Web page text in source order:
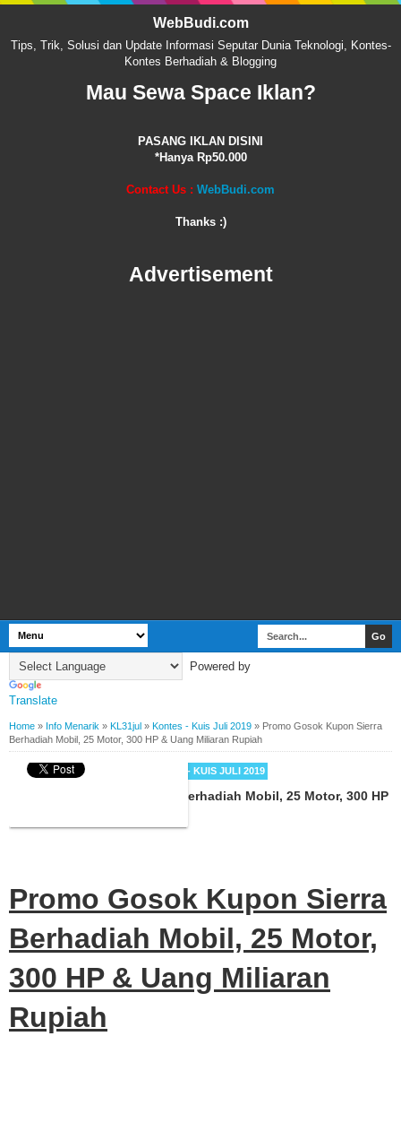
WebBudi.com
Tips, Trik, Solusi dan Update Informasi Seputar Dunia Teknologi, Kontes-
Kontes Berhadiah & Blogging
Mau Sewa Space Iklan?
PASANG IKLAN DISINI
*Hanya Rp50.000
Contact Us : WebBudi.com
Thanks :)
Advertisement
Powered by
Translate
Home » Info Menarik » KL31jul » Kontes - Kuis Juli 2019 » Promo Gosok Kupon Sierra
Berhadiah Mobil, 25 Motor, 300 HP & Uang Miliaran Rupiah
INFO MENARIK KONTES - KUIS JULI 2019
Promo Gosok Kupon Sierra Berhadiah Mobil, 25 Motor, 300 HP
Promo Gosok Kupon Sierra
Berhadiah Mobil, 25 Motor,
300 HP & Uang Miliaran
Rupiah